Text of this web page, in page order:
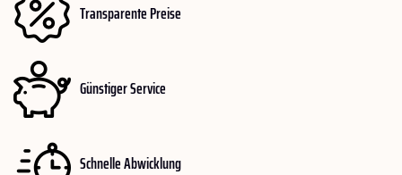
Transparente Preise
Günstiger Service
Schnelle Abwicklung